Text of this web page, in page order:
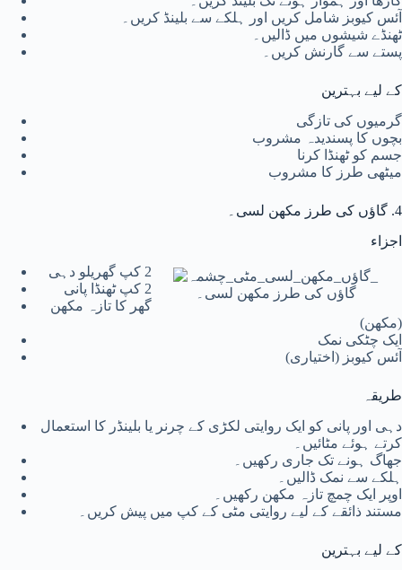
آئس کیوبز شامل کریں اور ہلکے سے بلینڈ کریں۔
ٹھنڈے شیشوں میں ڈالیں۔
پستے سے گارنش کریں۔
کے لیے بہترین
گرمیوں کی تازگی
بچوں کا پسندیدہ مشروب
جسم کو ٹھنڈا کرنا
میٹھی طرز کا مشروب
4. گاؤں کی طرز مکھن لسی۔
اجزاء
گاؤں کی طرز مکھن لسی۔
2 کپ گھریلو دہی
2 کپ ٹھنڈا پانی
گھر کا تازہ مکھن
(مکھن)
ایک چٹکی نمک
آئس کیوبز (اختیاری)
طریقہ
دہی اور پانی کو ایک روایتی لکڑی کے چرنر یا بلینڈر کا استعمال
کرتے ہوئے مٹائیں۔
جھاگ ہونے تک جاری رکھیں۔
ہلکے سے نمک ڈالیں۔
اوپر ایک چمچ تازہ مکھن رکھیں۔
مستند ذائقے کے لیے روایتی مٹی کے کپ میں پیش کریں۔
کے لیے بہترین